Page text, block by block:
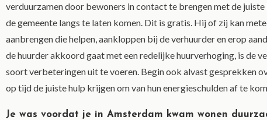
verduurzamen door bewoners in contact te brengen met de
de gemeente langs te laten komen. Dit is gratis. Hij of zij kan
aanbrengen die helpen, aankloppen bij de verhuurder en erop
de huurder akkoord gaat met een redelijke huurverhoging, is de
soort verbeteringen uit te voeren. Begin ook alvast gesprekken
op tijd de juiste hulp krijgen om van hun energieschulden af te
Je was voordat je in Amsterdam kwam wonen